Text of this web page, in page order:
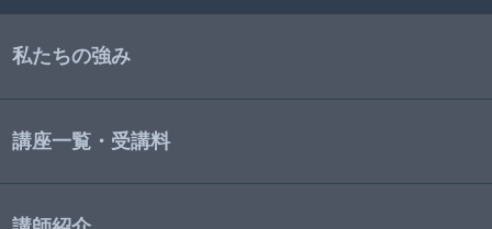
私たちの強み
講座一覧・受講料